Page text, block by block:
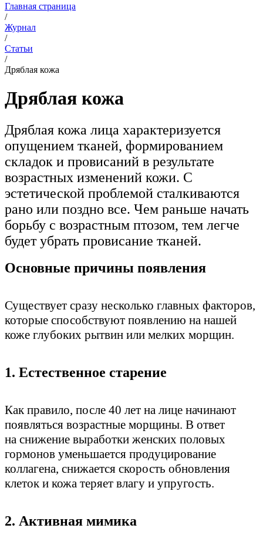
Главная страница
/
Журнал
/
Статьи
/
Дряблая кожа
Дряблая кожа
Дряблая кожа лица характеризуется
опущением тканей, формированием
складок и провисаний в результате
возрастных изменений кожи. С
эстетической проблемой сталкиваются
рано или поздно все. Чем раньше начать
борьбу с возрастным птозом, тем легче
будет убрать провисание тканей.
Основные причины появления
Существует сразу несколько главных факторов,
которые способствуют появлению на нашей
коже глубоких рытвин или мелких морщин.
1. Естественное старение
Как правило, после 40 лет на лице начинают
появляться возрастные морщины. В ответ
на снижение выработки женских половых
гормонов уменьшается продуцирование
коллагена, снижается скорость обновления
клеток и кожа теряет влагу и упругость.
2. Активная мимика